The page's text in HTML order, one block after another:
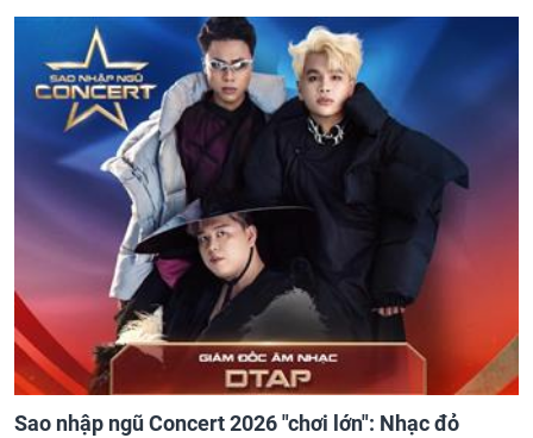
Sao nhập ngũ Concert 2026 "chơi lớn": Nhạc đỏ